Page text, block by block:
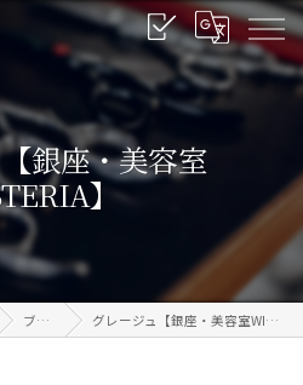
銀座・美容室
】
ブログ グレージュ【銀座・美容室WISTERIA】